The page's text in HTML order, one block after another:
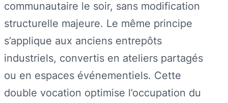
communautaire le soir, sans modification
structurelle majeure. Le même principe
s’applique aux anciens entrepôts
industriels, convertis en ateliers partagés
ou en espaces événementiels. Cette
double vocation optimise l’occupation du